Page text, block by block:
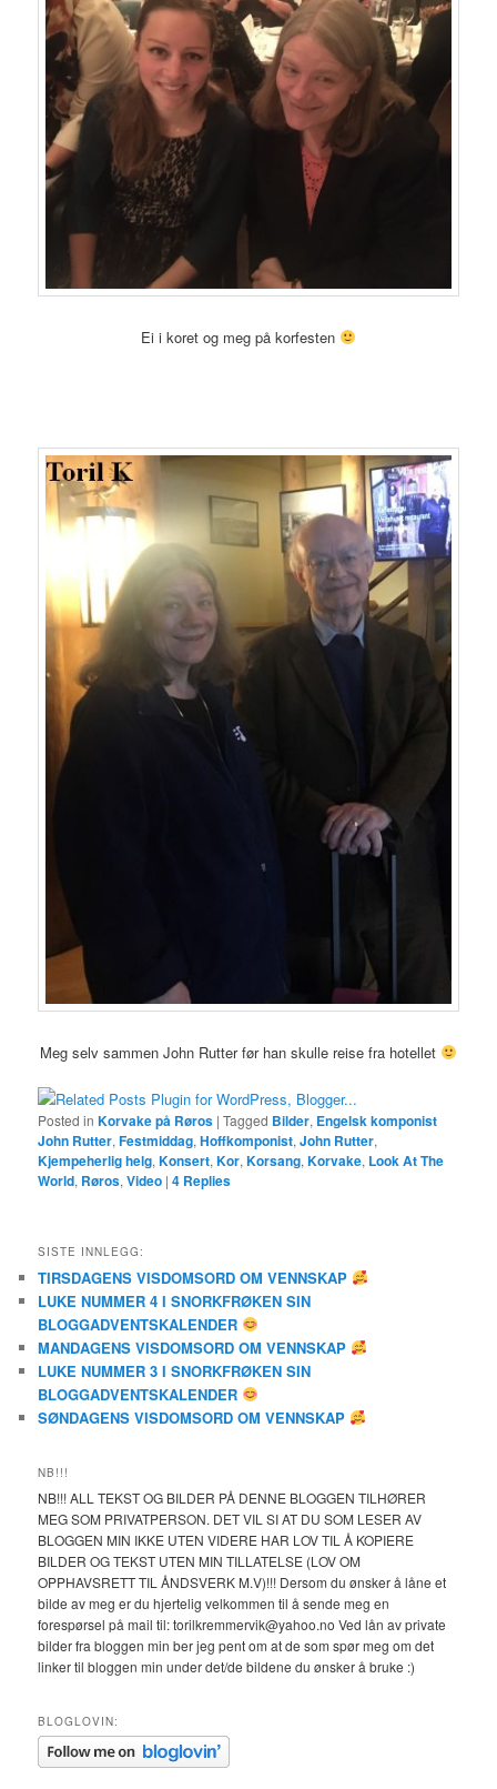
Ei i koret og meg på korfesten
Meg selv sammen John Rutter før han skulle reise fra hotellet
Posted in Korvake på Røros |Tagged Bilder, Engelsk komponist
John Rutter,Festmiddag,Hoffkomponist,John Rutter,
Kjempeherlig helg,Konsert,Kor,Korsang,Korvake, Look At The
World, Røros,Video |4 Replies
SISTE INNLEGG:
TIRSDAGENS VISDOMSORD OM VENNSKAP
LUKE NUMMER 4 I SNORKFRØKEN SIN
BLOGGADVENTSKALENDER
MANDAGENS VISDOMSORD OM VENNSKAP
LUKE NUMMER 3 I SNORKFRØKEN SIN
BLOGGADVENTSKALENDER
SØNDAGENS VISDOMSORD OM VENNSKAP
NB!!!
NB!!! ALL TEKST OG BILDER PÅ DENNE BLOGGEN TILHØRER
MEG SOM PRIVATPERSON. DET VIL SI AT DU SOM LESER AV
BLOGGEN MIN IKKE UTEN VIDERE HAR LOV TIL Å KOPIERE
BILDER OG TEKST UTEN MIN TILLATELSE (LOV OM
OPPHAVSRETT TIL ÅNDSVERK M.V)!!! Dersom du ønsker å låne et
bilde av meg er du hjertelig velkommen til å sende meg en
forespørsel på mail til: torilkremmervik@yahoo.no Ved lån av private
bilder fra bloggen min ber jeg pent om at de som spør meg om det
linker til bloggen min under det/de bildene du ønsker å bruke :)
BLOGLOVIN: